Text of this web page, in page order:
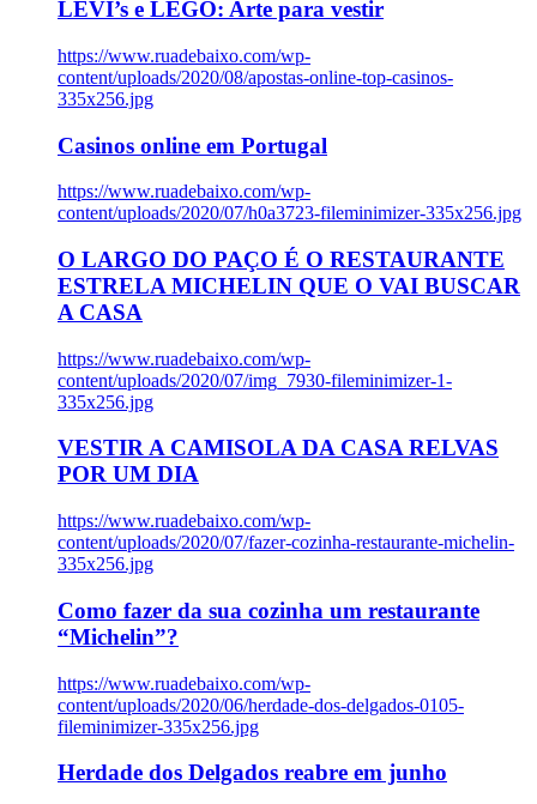
LEVI’s e LEGO: Arte para vestir
https://www.ruadebaixo.com/wp-
content/uploads/2020/08/apostas-online-top-casinos-
335x256.jpg
Casinos online em Portugal
https://www.ruadebaixo.com/wp-
content/uploads/2020/07/h0a3723-fileminimizer-335x256.jpg
O LARGO DO PAÇO É O RESTAURANTE
ESTRELA MICHELIN QUE O VAI BUSCAR
A CASA
https://www.ruadebaixo.com/wp-
content/uploads/2020/07/img_7930-fileminimizer-1-
335x256.jpg
VESTIR A CAMISOLA DA CASA RELVAS
POR UM DIA
https://www.ruadebaixo.com/wp-
content/uploads/2020/07/fazer-cozinha-restaurante-michelin-
335x256.jpg
Como fazer da sua cozinha um restaurante
“Michelin”?
https://www.ruadebaixo.com/wp-
content/uploads/2020/06/herdade-dos-delgados-0105-
fileminimizer-335x256.jpg
Herdade dos Delgados reabre em junho